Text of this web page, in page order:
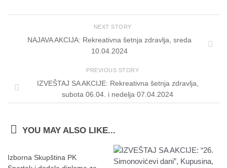
NEXT STORY
NAJAVA AKCIJA: Rekreativna šetnja zdravlja, sreda
10.04.2024
PREVIOUS STORY
IZVEŠTAJ SA AKCIJE: Rekreativna šetnja zdravlja,
subota 06.04. i nedelja 07.04.2024
YOU MAY ALSO LIKE...
Izborna Skupština PK